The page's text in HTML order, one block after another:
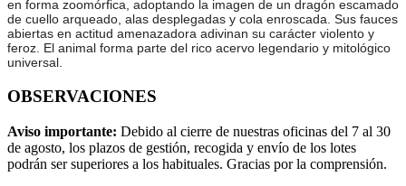
en forma zoomórfica, adoptando la imagen de un dragón escamado
de cuello arqueado, alas desplegadas y cola enroscada. Sus fauces
abiertas en actitud amenazadora adivinan su carácter violento y
feroz. El animal forma parte del rico acervo legendario y mitológico
universal.
OBSERVACIONES
Aviso importante: Debido al cierre de nuestras oficinas del 7 al 30
de agosto, los plazos de gestión, recogida y envío de los lotes
podrán ser superiores a los habituales. Gracias por la comprensión.